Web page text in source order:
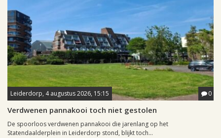
Leiderdorp, 4 augustus 2026, 15:15 0
Verdwenen pannakooi toch niet gestolen
De spoorloos verdwenen pannakooi die jarenlang op het
Statendaalderplein in Leiderdorp stond, blijkt toch...